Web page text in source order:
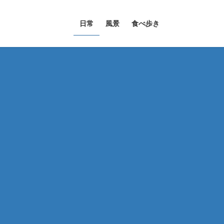
日常 風景 食べ歩き